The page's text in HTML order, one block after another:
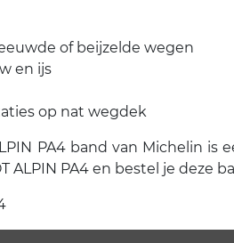
of beijzelde wegen
en ijs
op nat wegdek
PA4 band van Michelin
ALPIN PA4 en bestel je deze